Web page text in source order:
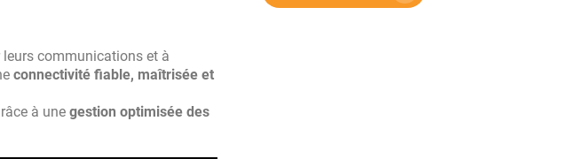
leurs communications et à
connectivité fiable, maîtrisée et
à une gestion optimisée des